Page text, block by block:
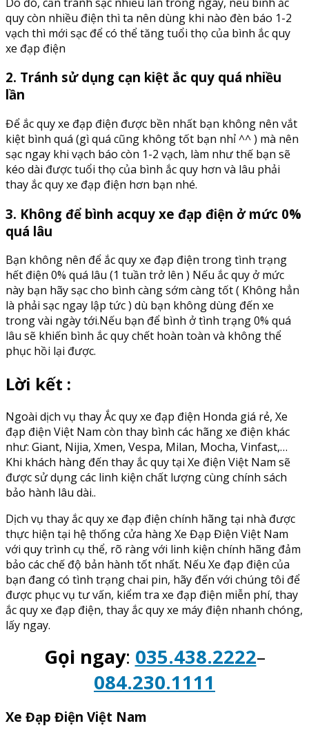
quy còn nhiều điện thì ta nên dùng khi nào đèn báo 1-2
vạch thì mới sạc để có thể tăng tuổi thọ của bình ắc quy
xe đạp điện
2. Tránh sử dụng cạn kiệt ắc quy quá nhiều
lần
Để ắc quy xe đạp điện được bền nhất bạn không nên vắt
kiệt bình quá (gì quá cũng không tốt bạn nhỉ ^^ ) mà nên
sạc ngay khi vạch báo còn 1-2 vạch, làm như thế bạn sẽ
kéo dài được tuổi thọ của bình ắc quy hơn và lâu phải
thay ắc quy xe đạp điện hơn bạn nhé.
3. Không để bình acquy xe đạp điện ở mức 0%
quá lâu
Bạn không nên để ắc quy xe đạp điện trong tình trạng
hết điện 0% quá lâu (1 tuần trở lên ) Nếu ắc quy ở mức
này bạn hãy sạc cho bình càng sớm càng tốt ( Không hẳn
là phải sạc ngay lập tức ) dù bạn không dùng đến xe
trong vài ngày tới.Nếu bạn để bình ở tình trạng 0% quá
lâu sẽ khiến bình ắc quy chết hoàn toàn và không thể
phục hồi lại được.
Lời kết :
Ngoài dịch vụ thay Ắc quy xe đạp điện Honda giá rẻ, Xe
đạp điện Việt Nam còn thay bình các hãng xe điện khác
như: Giant, Nijia, Xmen, Vespa, Milan, Mocha, Vinfast,…
Khi khách hàng đến thay ắc quy tại Xe điện Việt Nam sẽ
được sử dụng các linh kiện chất lượng cùng chính sách
bảo hành lâu dài..
Dịch vụ thay ắc quy xe đạp điện chính hãng tại nhà được
thực hiện tại hệ thống cửa hàng Xe Đạp Điện Việt Nam
với quy trình cụ thể, rõ ràng với linh kiện chính hãng đảm
bảo các chế độ bản hành tốt nhất. Nếu Xe đạp điện của
bạn đang có tình trạng chai pin, hãy đến với chúng tôi để
được phục vụ tư vấn, kiểm tra xe đạp điện miễn phí, thay
ắc quy xe đạp điện, thay ắc quy xe máy điện nhanh chóng,
lấy ngay.
Gọi ngay: 035.438.2222–
084.230.1111
Xe Đạp Điện Việt Nam